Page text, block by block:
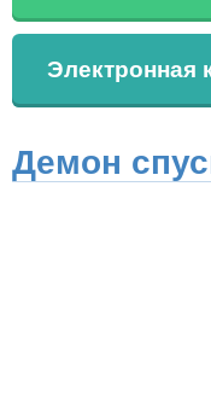
Электронная
Демон